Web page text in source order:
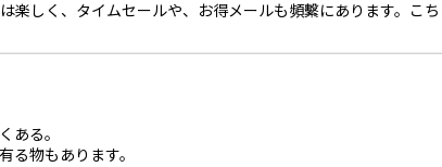
楽しく、タイムセールや、お得メールも頻繫にあります。こ
ある。
る物もあります。